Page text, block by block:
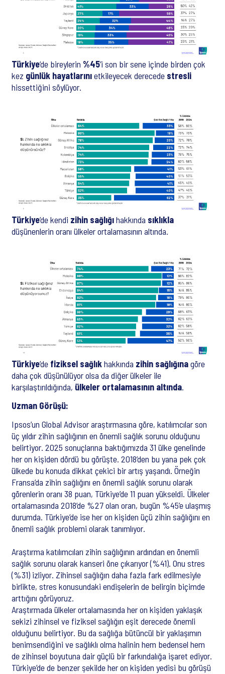
Türkiye’de bireylerin %45’i son bir sene içinde birden çok
kez günlük hayatlarınıetkileyecek derecede stresli
hissettiğini söylüyor.
Türkiye’de kendi zihin sağlığıhakkında sıklıkla
düşünenlerin oranı ülkeler ortalamasının altında.
Türkiye’de fiziksel sağlıkhakkında zihin sağlığınagöre
daha çok düşünülüyor olsa da diğer ülkeler ile
karşılaştırıldığında, ülkeler ortalamasının altında.
Uzman Görüşü:
Ipsos’un Global Advisor araştırmasına göre, katılımcılar son
üç yıldır zihin sağlığının en önemli sağlık sorunu olduğunu
belirtiyor. 2025 sonuçlarına baktığımızda 31 ülke genelinde
her on kişiden dördü bu görüşte. 2018’den bu yana pek çok
ülkede bu konuda dikkat çekici bir artış yaşandı. Örneğin
Fransa’da zihin sağlığını en önemli sağlık sorunu olarak
görenlerin oranı 38 puan, Türkiye’de 11 puan yükseldi. Ülkeler
ortalamasında 2018’de %27 olan oran, bugün %45’e ulaşmış
durumda. Türkiye’de ise her on kişiden üçü zihin sağlığını en
önemli sağlık problemi olarak tanımlıyor.
Araştırma katılımcıları zihin sağlığının ardından en önemli
sağlık sorunu olarak kanseri öne çıkarıyor (%41). Onu stres
(%31) izliyor. Zihinsel sağlığın daha fazla fark edilmesiyle
birlikte, stres konusundaki endişelerin de belirgin biçimde
arttığını görüyoruz.
Araştırmada ülkeler ortalamasında her on kişiden yaklaşık
sekizi zihinsel ve fiziksel sağlığın eşit derecede önemli
olduğunu belirtiyor. Bu da sağlığa bütüncül bir yaklaşımın
benimsendiğini ve sağlıklı olma halinin hem bedensel hem
de zihinsel boyutuna dair güçlü bir farkındalığa işaret ediyor.
Türkiye’de de benzer şekilde her on kişiden yedisi bu görüşü